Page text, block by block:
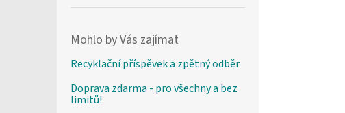
Mohlo by Vás zajímat
Recyklační příspěvek a zpětný odběr
Doprava zdarma - pro všechny a bez
limitů!